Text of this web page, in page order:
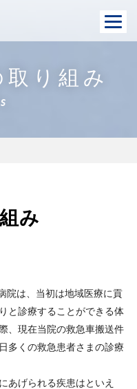
取り組み
み
院は、当初は地域医療に貢
と診療することができる体
、現在当院の救急車搬送件
多くの救急患者さまの診療
あげられる疾患はといえ